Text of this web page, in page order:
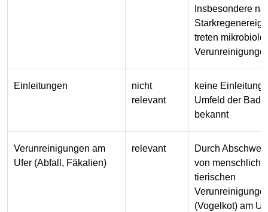
Insbesondere
treten
Einleitungen
nicht
relevant
keine
Umfeld der
bekannt
Verunreinigungen am
Ufer (Abfall, Fäkalien)
relevant
Durch
von
tierischen
(Vogelkot) am